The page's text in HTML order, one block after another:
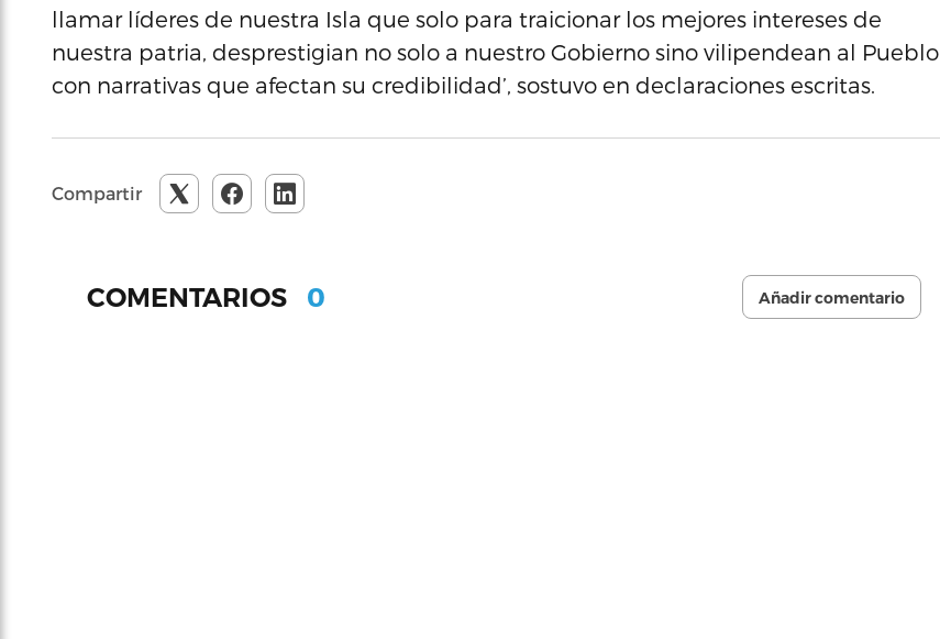
llamar líderes de nuestra Isla que solo para traicionar los mejores intereses de
nuestra patria, desprestigian no solo a nuestro Gobierno sino vilipendean al Pueblo
con narrativas que afectan su credibilidad’, sostuvo en declaraciones escritas.
Compartir
COMENTARIOS 0 Añadir comentario